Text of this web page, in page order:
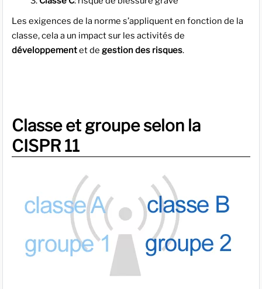
Les exigences de la norme s’appliquent en fonction de la
classe, cela a un impact sur les activités de
développementet de gestion des risques.
Classe et groupe selon la
CISPR 11